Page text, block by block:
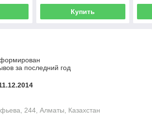
Купить
за последний год
244, Алматы, Казахстан